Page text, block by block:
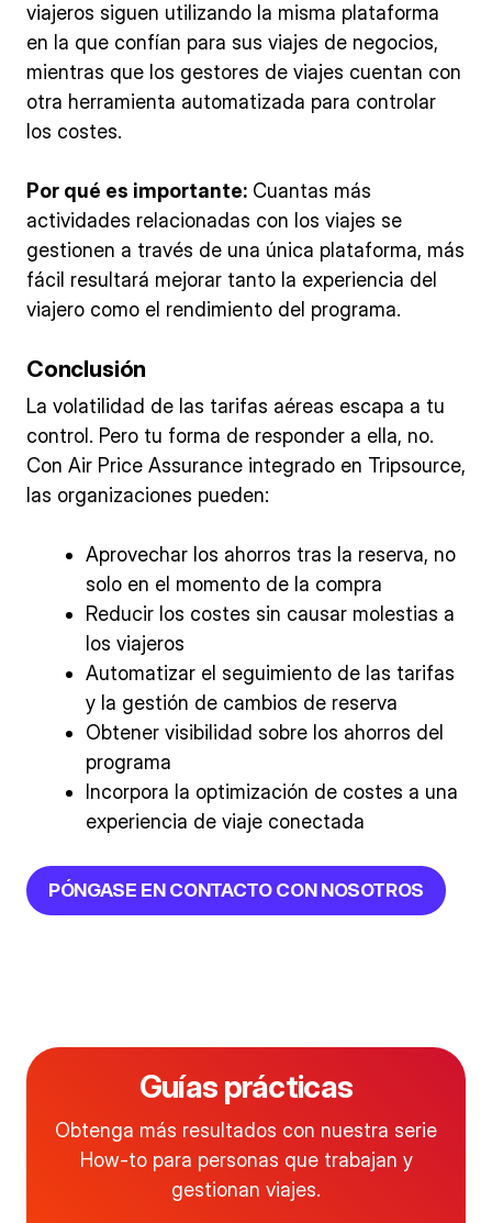
viajeros siguen utilizando la misma plataforma
en la que confían para sus viajes de negocios,
mientras que los gestores de viajes cuentan con
otra herramienta automatizada para controlar
los costes.
Por qué es importante: Cuantas más
actividades relacionadas con los viajes se
gestionen a través de una única plataforma, más
fácil resultará mejorar tanto la experiencia del
viajero como el rendimiento del programa.
Conclusión
La volatilidad de las tarifas aéreas escapa a tu
control. Pero tu forma de responder a ella, no.
Con Air Price Assurance integrado en Tripsource,
las organizaciones pueden:
Aprovechar los ahorros tras la reserva, no
solo en el momento de la compra
Reducir los costes sin causar molestias a
los viajeros
Automatizar el seguimiento de las tarifas
y la gestión de cambios de reserva
Obtener visibilidad sobre los ahorros del
programa
Incorpora la optimización de costes a una
experiencia de viaje conectada
PÓNGASE EN CONTACTO CON NOSOTROS
Guías prácticas
Obtenga más resultados con nuestra serie
How-to para personas que trabajan y
gestionan viajes.